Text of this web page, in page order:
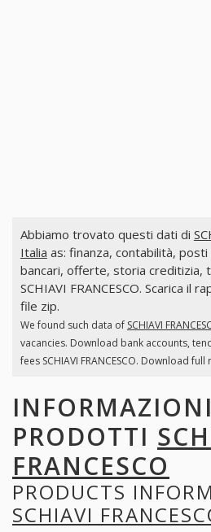
Abbiamo trovato questi dati di
Italia as: finanza, contabilità, posti
bancari, offerte, storia creditizia,
SCHIAVI FRANCESCO. Scarica il
file zip.
We found such data of SCHIAVI
vacancies. Download bank accounts,
fees SCHIAVI FRANCESCO. Download
PRODOTTI
FRANCESCO
PRODUCTS
SCHIAVI